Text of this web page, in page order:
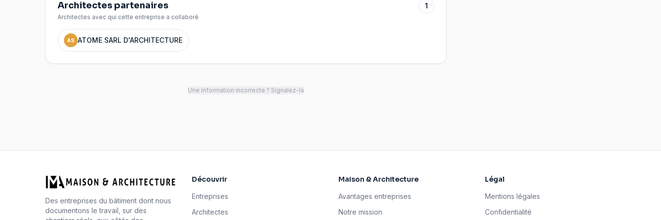
Architectes partenaires
Architectes avec qui cette entreprise a collaboré
1
AS ATOME SARL D'ARCHITECTURE
Une information incorrecte ? Signalez-la
Des entreprises du bâtiment dont nous
documentons le travail, sur des
Découvrir
Entreprises
Architectes
Maison & Architecture
Avantages entreprises
Notre mission
Légal
Mentions légales
Confidentialité